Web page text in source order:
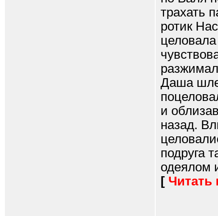
трахать
ротик
Даша
и
назад.
подруга
одеялом
[ Читать